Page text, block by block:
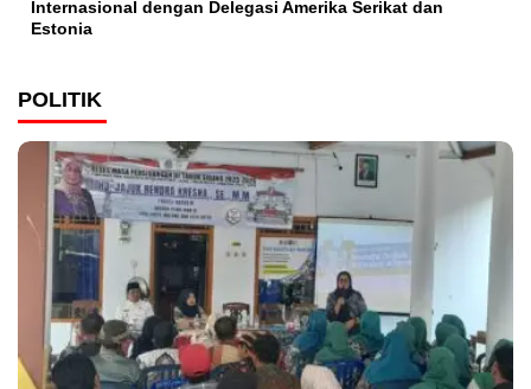
Internasional dengan Delegasi Amerika Serikat dan
Estonia
POLITIK